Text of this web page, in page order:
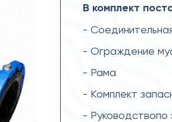
В комплект
-
- Ограждение
- Рама
- Комплект
- Руководствопо